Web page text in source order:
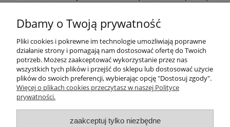
Pomoc
Moje konto
Informacje
Dbamy o Twoją prywatność
Pliki cookies i pokrewne im technologie umożliwiają poprawne
działanie strony i pomagają nam dostosować ofertę do Twoich
potrzeb. Możesz zaakceptować wykorzystanie przez nas
wszystkich tych plików i przejść do sklepu lub dostosować użycie
plików do swoich preferencji, wybierając opcję "Dostosuj zgody".
Więcej o plikach cookies przeczytasz w naszej Polityce
prywatności.
zaakceptuj tylko niezbędne